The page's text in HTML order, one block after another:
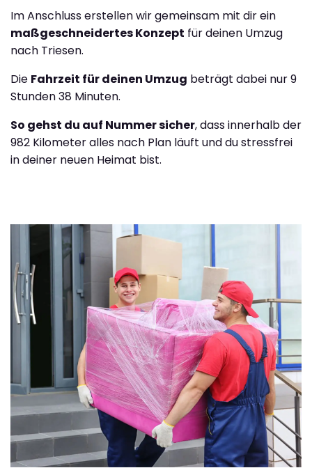
Im Anschluss erstellen wir gemeinsam mit dir ein
maßgeschneidertes Konzept für deinen Umzug
nach Triesen.
Die Fahrzeit für deinen Umzug beträgt dabei nur 9
Stunden 38 Minuten.
So gehst du auf Nummer sicher, dass innerhalb der
982 Kilometer alles nach Plan läuft und du stressfrei
in deiner neuen Heimat bist.